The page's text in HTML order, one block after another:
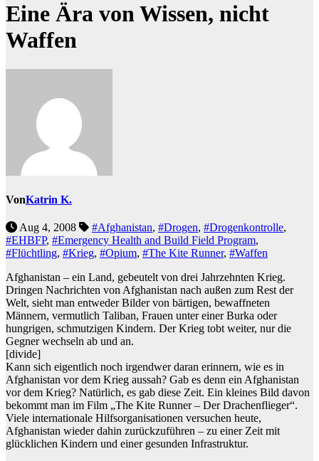
Eine Ära von Wissen, nicht
Waffen
VonKatrin K.
Aug 4, 2008 #Afghanistan, #Drogen, #Drogenkontrolle,
#EHBFP, #Emergency Health and Build Field Program,
#Flüchtling, #Krieg, #Opium, #The Kite Runner, #Waffen
Afghanistan – ein Land, gebeutelt von drei Jahrzehnten Krieg.
Dringen Nachrichten von Afghanistan nach außen zum Rest der
Welt, sieht man entweder Bilder von bärtigen, bewaffneten
Männern, vermutlich Taliban, Frauen unter einer Burka oder
hungrigen, schmutzigen Kindern. Der Krieg tobt weiter, nur die
Gegner wechseln ab und an.
[divide]
Kann sich eigentlich noch irgendwer daran erinnern, wie es in
Afghanistan vor dem Krieg aussah? Gab es denn ein Afghanistan
vor dem Krieg? Natürlich, es gab diese Zeit. Ein kleines Bild davon
bekommt man im Film „The Kite Runner – Der Drachenflieger“.
Viele internationale Hilfsorganisationen versuchen heute,
Afghanistan wieder dahin zurückzuführen – zu einer Zeit mit
glücklichen Kindern und einer gesunden Infrastruktur.